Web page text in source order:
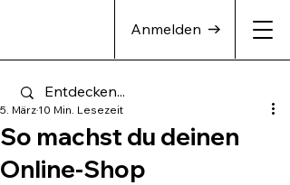
Anmelden
So machst du deinen
Online-Shop
5. März 10 Min. Lesezeit